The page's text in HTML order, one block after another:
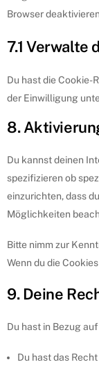
Browser
7.1 Verwalte
Du hast die Cookie-
der Einwilligung
8.
Du kannst deinen
spezifizieren ob
einzurichten, dass
Möglichkeiten
Bitte nimm zur
Wenn du die
9. Deine
Du hast in Bezug
Du hast das